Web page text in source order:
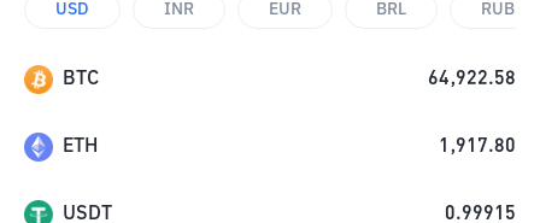
USD INR EUR BRL RUB
BTC 64,922.58
ETH 1,917.80
USDT 0.99915